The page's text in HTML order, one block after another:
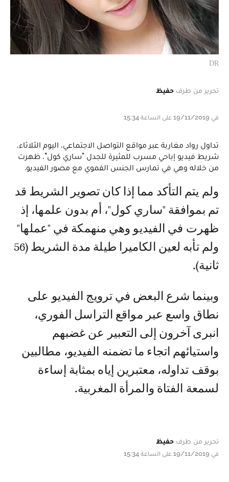
DR
تحرير من طرف حفيظ
في 19/11/2019 على الساعة 15:34
تداول رواد مغاربة عبر مواقع التواصل الاجتماعي، اليوم الثلاثاء،
شريط فيديو إباحي مسرب للمثيرة للجدل "ساري كول"، ظهرت
من خلاله وهي في تمارس الجنس الفموي مع مصور الفيديو.
ولم يتم التأكد مما إذا كان تصوير الشريط قد
تم بموافقة "ساري كول"، أم بدون علمها، إذ
ظهرت في الفيديو وهي منهمكة في "عملها"
ولم تأبه لعين الكاميرا طيلة مدة الشريط (56
ثانية).
وبينما شرع البعض في ترويج الفيديو على
نطاق واسع عبر مواقع التراسل الفوري،
انبرى آخرون إلى التعبير عن غضبهم
واستيائهم اتجاء ما تضمنه الفيديو، مطالبين
بوقف تداوله، معتبرين إياه بمثابة إساءة
لسمعة الفتاة والمرأة المغربية.
تحرير من طرف حفيظ
في 19/11/2019 على الساعة 15:34